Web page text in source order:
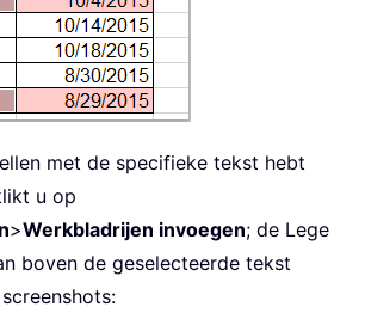
met de specifieke tekst hebt
u op
>Werkbladrijen invoegen; de Lege
boven de geselecteerde tekst